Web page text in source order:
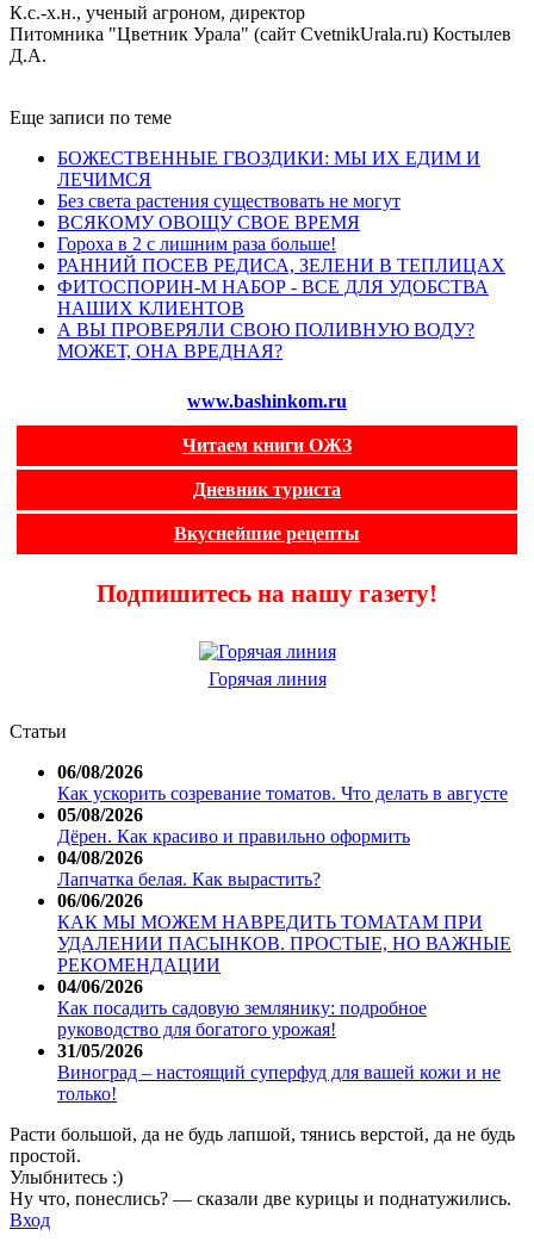
К.с.-х.н., ученый агроном, директор
Питомника "Цветник Урала" (сайт CvetnikUrala.ru) Костылев
Д.А.
Еще записи по теме
БОЖЕСТВЕННЫЕ ГВОЗДИКИ: МЫ ИХ ЕДИМ И
ЛЕЧИМСЯ
Без света растения существовать не могут
ВСЯКОМУ ОВОЩУ СВОЕ ВРЕМЯ
Гороха в 2 с лишним раза больше!
РАННИЙ ПОСЕВ РЕДИСА, ЗЕЛЕНИ В ТЕПЛИЦАХ
ФИТОСПОРИН-М НАБОР - ВСЕ ДЛЯ УДОБСТВА
НАШИХ КЛИЕНТОВ
А ВЫ ПРОВЕРЯЛИ СВОЮ ПОЛИВНУЮ ВОДУ?
МОЖЕТ, ОНА ВРЕДНАЯ?
www.bashinkom.ru
Читаем книги ОЖЗ
Дневник туриста
Вкуснейшие рецепты
Подпишитесь на нашу газету!
Горячая линия
Статьи
06/08/2026
Как ускорить созревание томатов. Что делать в августе
05/08/2026
Дёрен. Как красиво и правильно оформить
04/08/2026
Лапчатка белая. Как вырастить?
06/06/2026
КАК МЫ МОЖЕМ НАВРЕДИТЬ ТОМАТАМ ПРИ
УДАЛЕНИИ ПАСЫНКОВ. ПРОСТЫЕ, НО ВАЖНЫЕ
РЕКОМЕНДАЦИИ
04/06/2026
Как посадить садовую землянику: подробное
руководство для богатого урожая!
31/05/2026
Виноград – настоящий суперфуд для вашей кожи и не
только!
Расти большой, да не будь лапшой, тянись верстой, да не будь
простой.
Улыбнитесь :)
Ну что, понеслись? — сказали две курицы и поднатужились.
Вход